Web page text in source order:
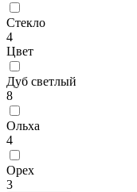
Стекло
4
Цвет
Дуб светлый
8
Ольха
4
Орех
3